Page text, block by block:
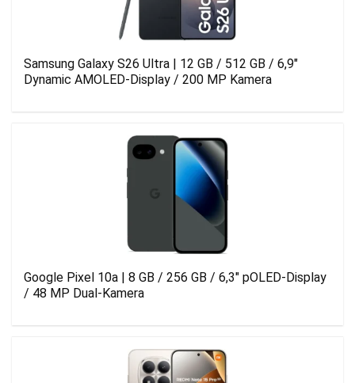
Samsung Galaxy S26 Ultra | 12 GB / 512 GB / 6,9″
Dynamic AMOLED-Display / 200 MP Kamera
Google Pixel 10a | 8 GB / 256 GB / 6,3″ pOLED-Display
/ 48 MP Dual-Kamera